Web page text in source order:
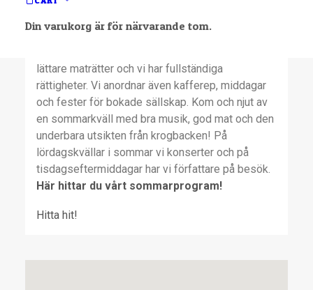
Din varukorg är för närvarande tom.
möjlighet att uppleva den vackra och historiska
miljön!
lättare maträtter och vi har fullständiga
rättigheter. Vi anordnar även kafferep, middagar
och fester för bokade sällskap. Kom och njut av
en sommarkväll med bra musik, god mat och den
underbara utsikten från krogbacken! På
lördagskvällar i sommar vi konserter och på
tisdagseftermiddagar har vi författare på besök.
Här hittar du vårt sommarprogram!
Hitta hit!